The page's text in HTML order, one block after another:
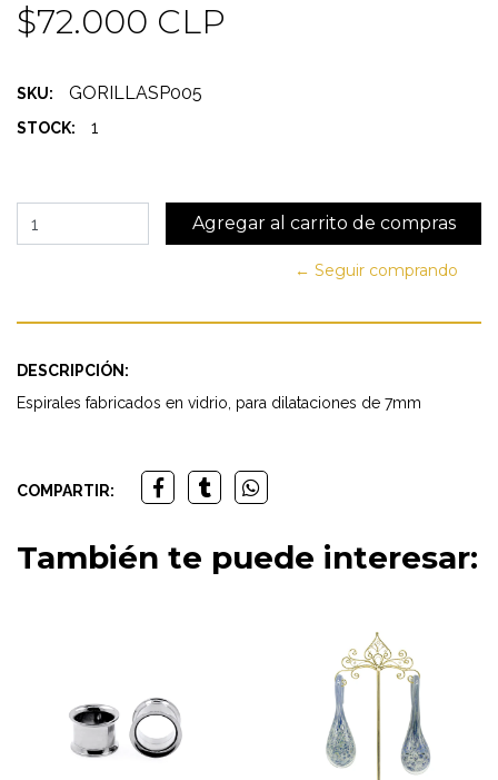
$72.000 CLP
SKU: GORILLASP005
STOCK: 1
← Seguir comprando
DESCRIPCIÓN:
Espirales fabricados en vidrio, para dilataciones de 7mm
COMPARTIR:
También te puede interesar: